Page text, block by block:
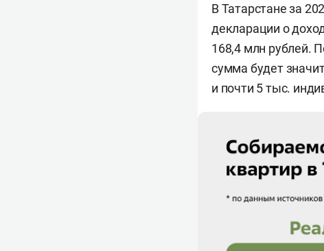
В Татарстане за
декларации о
168,4 млн рублей.
сумма будет
и почти 5 тыс.